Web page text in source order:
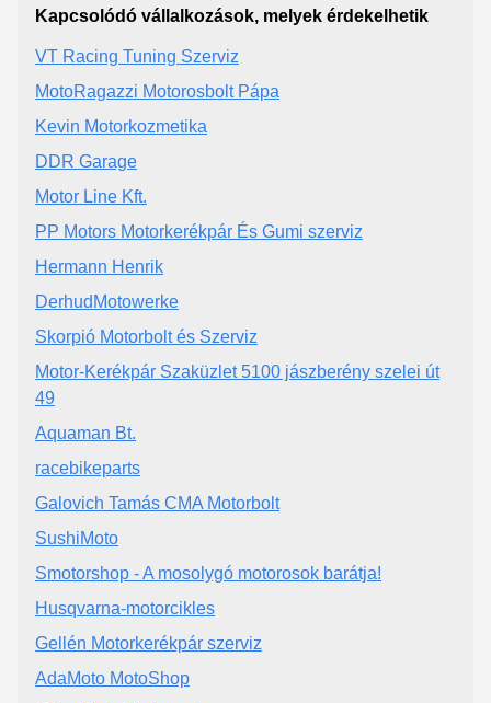
Kapcsolódó vállalkozások, melyek érdekelhetik
VT Racing Tuning Szerviz
MotoRagazzi Motorosbolt Pápa
Kevin Motorkozmetika
DDR Garage
Motor Line Kft.
PP Motors Motorkerékpár És Gumi szerviz
Hermann Henrik
DerhudMotowerke
Skorpió Motorbolt és Szerviz
Motor-Kerékpár Szaküzlet 5100 jászberény szelei út
49
Aquaman Bt.
racebikeparts
Galovich Tamás CMA Motorbolt
SushiMoto
Smotorshop - A mosolygó motorosok barátja!
Husqvarna-motorcikles
Gellén Motorkerékpár szerviz
AdaMoto MotoShop